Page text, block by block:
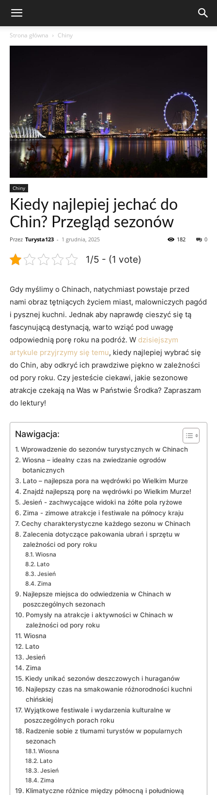
Strona główna Chiny
Chiny
Kiedy najlepiej jechać do
Chin? Przegląd sezonów
Przez Turysta123 - 1 grudnia, 2025 0
182
1/5 - (1 vote)
Gdy myślimy⁢ o Chinach, natychmiast powstaje ​przed
nami obraz tętniących⁤ życiem miast, malowniczych pagód
⁤i pysznej kuchni. Jednak aby naprawdę cieszyć ​się tą
fascynującą destynacją, warto wziąć pod uwagę
odpowiednią ‍porę roku na podróż. W dzisiejszym
artykule przyjrzymy się temu,⁢ kiedy najlepiej wybrać ​się
do Chin, aby ⁢odkryć ich prawdziwe​ piękno ⁤w zależności
od ‍pory roku. ⁤Czy jesteście ciekawi, jakie sezonowe
atrakcje czekają na ⁢Was w Państwie Środka? Zapraszam
do ‌lektury!
Nawigacja:
Wprowadzenie do sezonów turystycznych w Chinach
Wiosna – idealny czas na zwiedzanie ogrodów
botanicznych
Lato – najlepsza ​pora ⁣na wędrówki po Wielkim Murze
Znajdź​ najlepszą ⁣porę na wędrówki po Wielkim Murze!
Jesień -‌ zachwycające widoki na żółte pola ryżowe
Zima -‍ zimowe‍ atrakcje i festiwale na północy kraju
Cechy ⁣charakterystyczne⁤ każdego sezonu w Chinach
Zalecenia dotyczące pakowania⁣ ubrań i sprzętu‌ w
⁤zależności od⁤ pory roku
Wiosna
Lato
Jesień
Zima
Najlepsze miejsca do odwiedzenia w Chinach w
poszczególnych sezonach
Pomysły na atrakcje i aktywności w​ Chinach w
zależności od pory roku
Wiosna
Lato
Jesień
Zima
Kiedy unikać sezonów ‍deszczowych‌ i huraganów
Najlepszy czas na smakowanie różnorodności ⁤kuchni
chińskiej
Wyjątkowe ​festiwale ​i‌ wydarzenia⁣ kulturalne w
poszczególnych porach roku
Radzenie sobie z tłumami turystów w popularnych
sezonach
Wiosna
Lato
Jesień
Zima
Klimatyczne ‌różnice między północną i ‍południową